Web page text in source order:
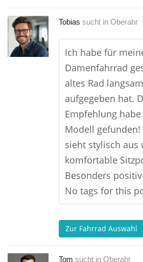
Tobias sucht in Oberahr
Ich habe für
Damenfahrrad
altes Rad
aufgegeben hat.
Empfehlung
Modell gefunden!
sieht stylisch aus
komfortable
Besonders
No tags for this
Zur Fahrrad Auswahl
Tom sucht in Oberahr